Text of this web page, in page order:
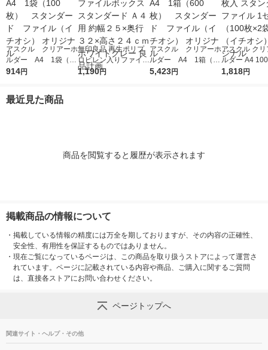
アスクル クリアーホ
ルダー A4 1袋（10
0枚） スタンダー
914円
無印良品 再生ポリプ
ロピレン入りファイル
ボックススタンダード
1,190円
アスクル クリアーホ
ルダー A4 1箱（60
0枚） スタンダー
5,423円
アスクル ク
ルダー A4
タンダード
1,818円
最近見た商品
商品を閲覧すると履歴が表示されます
掲載商品の情報について
・ 掲載している情報の精度には万全を期しておりますが、その内容の正確性、
安全性、有用性を保証するものではありません。
・ 現在ご覧になっているページは、この商品を取り扱うストアによって運営さ
れています。ページに記載されている内容や商品、ご購入に関するご質問
は、直接各ストアにお問い合わせください。
ページトップへ
関連サイト・ヘルプ・その他